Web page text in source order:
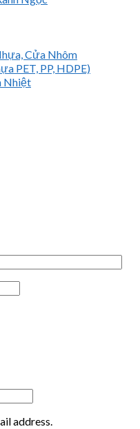
Cửa Nhôm
PET, PP, HDPE)
Nhiệt
address.